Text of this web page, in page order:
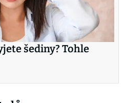
šediny? Tohle